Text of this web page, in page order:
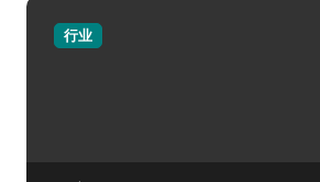
行业